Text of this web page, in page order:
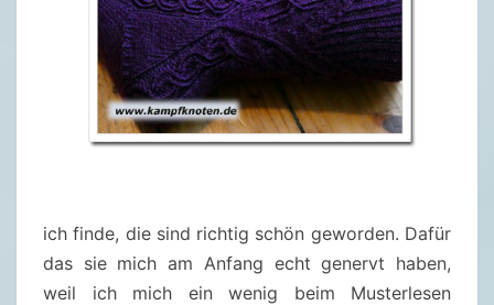
ich finde, die sind richtig schön geworden. Dafür
das sie mich am Anfang echt genervt haben,
weil ich mich ein wenig beim Musterlesen